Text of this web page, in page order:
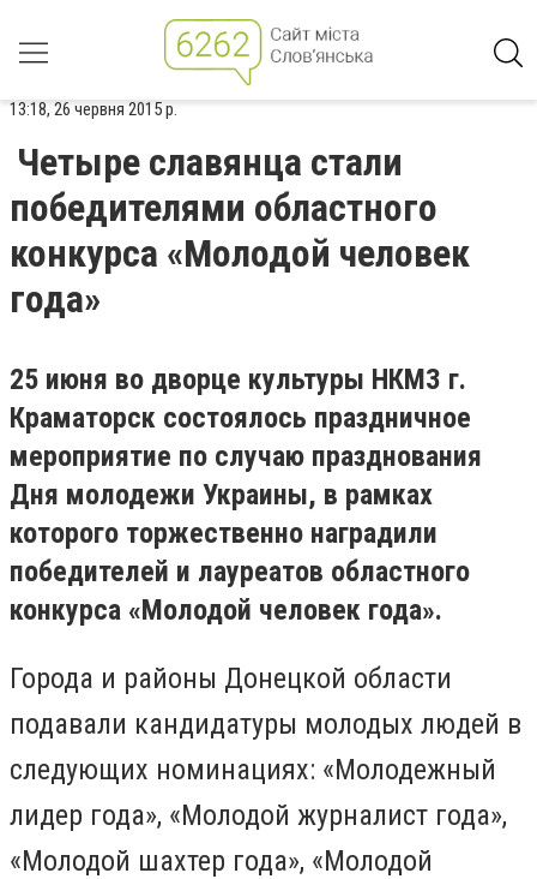
13:18, 26 червня 2015 р.
Четыре славянца стали
победителями областного
конкурса «Молодой человек
года»
25 июня во дворце культуры НКМЗ г.
Краматорск состоялось праздничное
мероприятие по случаю празднования
Дня молодежи Украины, в рамках
которого торжественно наградили
победителей и лауреатов областного
конкурса «Молодой человек года».
Города и районы Донецкой области
подавали кандидатуры молодых людей в
следующих номинациях: «Молодежный
лидер года», «Молодой журналист года»,
«Молодой шахтер года», «Молодой